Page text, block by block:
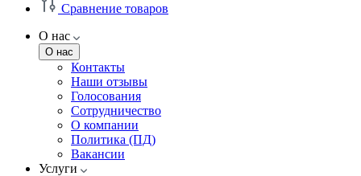
Сравнение товаров
О нас
О нас
Контакты
Наши отзывы
Голосования
Сотрудничество
О компании
Политика (ПД)
Вакансии
Услуги